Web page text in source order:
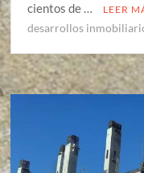
cientos de …
LEER
desarrollos